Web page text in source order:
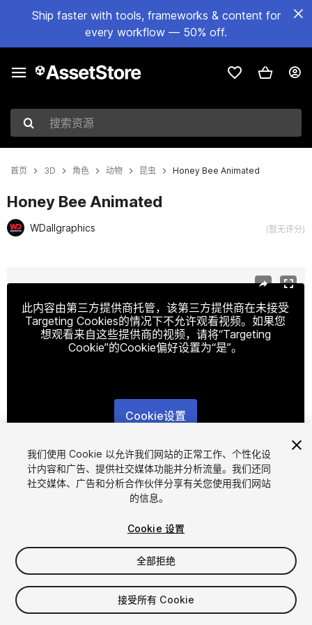
Ship faster with tools, frameworks & content for
every workflow — 50% off.
搜索资源
首页 3D 角色 动物 昆虫 Honey Bee Animated
Honey Bee Animated
WDallgraphics (暂无评分)
此内容由第三方提供商托管，该第三方提供商在未接受
Targeting Cookies的情况下不允许观看视频。如果您
想观看来自这些提供商的视频，请将“Targeting
Cookie”的Cookie偏好设置为“是”。
Cookie设置
1/10
$14.99
增值税将在结算时计算
我们使用 Cookie 以允许我们网站的正常工作、个性化设
计内容和广告、提供社交媒体功能并分析流量。我们还同
社交媒体、广告和分析合作伙伴分享有关您使用我们网站
的信息。
Cookie 设置
全部拒绝
接受所有 Cookie